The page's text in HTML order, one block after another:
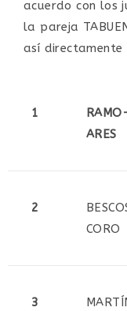
acuerdo con los
la pareja
así
1
ARES
2
CORO
3